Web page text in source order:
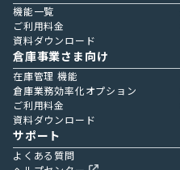
機能一覧
ご利用料金
資料ダウンロード
倉庫事業さま向け
在庫管理 機能
倉庫業務効率化オプション
ご利用料金
資料ダウンロード
サポート
よくある質問